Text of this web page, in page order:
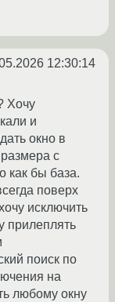
12:30:14
Хочу
и
окно в
с
как бы база.
поверх
исключить
прилеплять
поиск по
на
любому окну